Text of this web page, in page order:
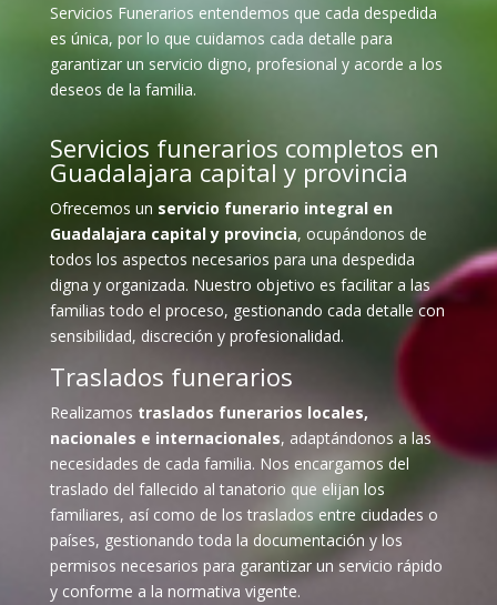
Servicios Funerarios entendemos que cada despedida
es única, por lo que cuidamos cada detalle para
garantizar un servicio digno, profesional y acorde a los
deseos de la familia.
Servicios funerarios completos en
Guadalajara capital y provincia
Ofrecemos un servicio funerario integral en
Guadalajara capital y provincia, ocupándonos de
todos los aspectos necesarios para una despedida
digna y organizada. Nuestro objetivo es facilitar a las
familias todo el proceso, gestionando cada detalle con
sensibilidad, discreción y profesionalidad.
Traslados funerarios
Realizamos traslados funerarios locales,
nacionales e internacionales, adaptándonos a las
necesidades de cada familia. Nos encargamos del
traslado del fallecido al tanatorio que elijan los
familiares, así como de los traslados entre ciudades o
países, gestionando toda la documentación y los
permisos necesarios para garantizar un servicio rápido
y conforme a la normativa vigente.